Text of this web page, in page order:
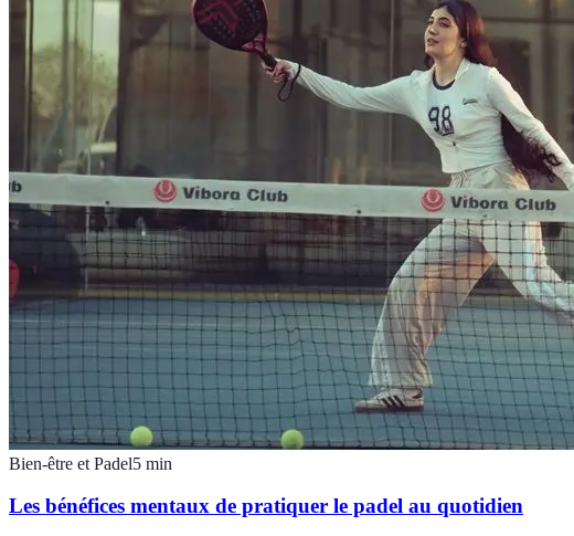
Bien-être et Padel5 min
Les bénéfices mentaux de pratiquer le padel au quotidien